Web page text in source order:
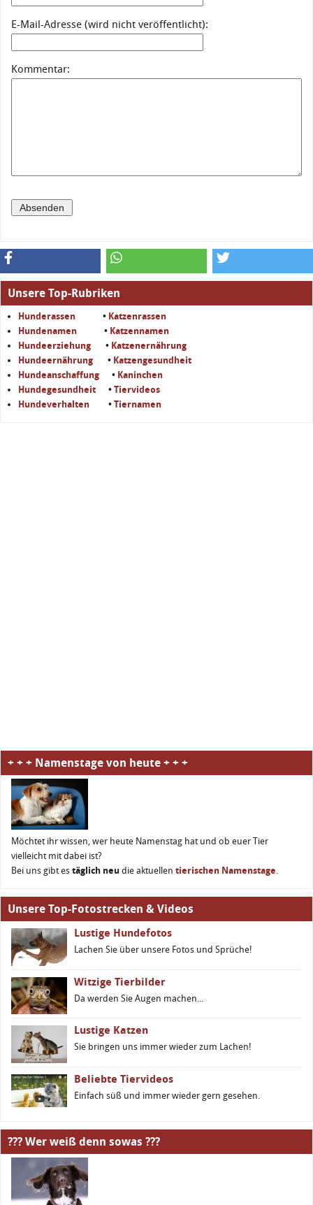
E-Mail-Adresse (wird nicht veröffentlicht):
Kommentar:
Unsere Top-Rubriken
Hunderassen • Katzenrassen
Hundenamen
• Katzennamen
Hundeerziehung • Katzenernährung
Hundeernährung • Katzengesundheit
Hundeanschaffung • Kaninchen
Hundegesundheit • Tiervideos
Hundeverhalten • Tiernamen
+ + + Namenstage von heute + + +
Möchtet ihr wissen, wer heute Namenstag hat und ob euer Tier
vielleicht mit dabei ist?
Bei uns gibt es täglich neu die aktuellen tierischen Namenstage.
Unsere Top-Fotostrecken & Videos
Lustige Hundefotos
Lachen Sie über unsere Fotos und Sprüche!
Witzige Tierbilder
Da werden Sie Augen machen...
Lustige Katzen
Sie bringen uns immer wieder zum Lachen!
Beliebte Tiervideos
Einfach süß und immer wieder gern gesehen.
??? Wer weiß denn sowas ???